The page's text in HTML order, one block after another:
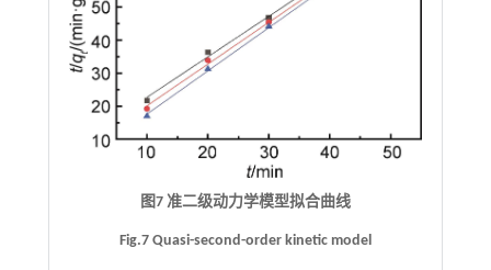
图7 准二级动力学模型拟合曲线
Fig.7 Quasi-second-order kinetic model